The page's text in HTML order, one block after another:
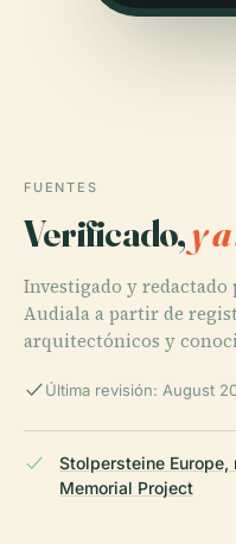
FUENTES
Verificado,y
Investigado y
Audiala a partir de
arquitectónicos y
Última revisión: August
Stolpersteine Europe,
Memorial Project